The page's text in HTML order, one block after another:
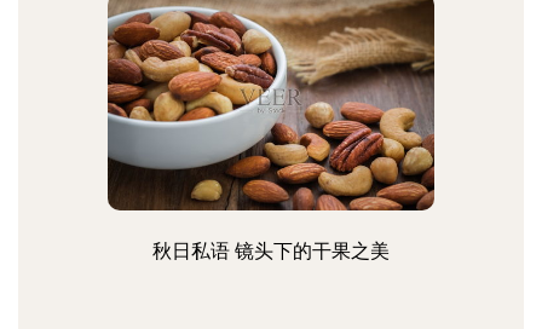
秋日私语 镜头下的干果之美